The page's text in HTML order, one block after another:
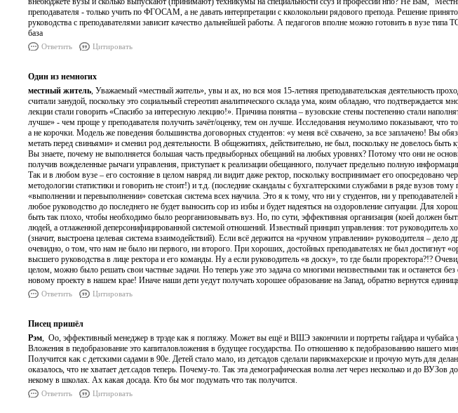
преподавателя - только учить по ФГОСАМ, а не давать интерпретации с кколокольни рядового препода. Решение
руководства с преподавателями зависит качество дальнейшей работы. А педагогов вполне можно готовить в вузе
база
Ответить Цитировать
Один из немногих
местный житель, Уважаемый «местный житель», увы и ах, но вся моя 15-летняя преподавательская деятельность
считали занудой, поскольку это социальный стереотип аналитического склада ума, коим обладаю, что подтверждается
лекции стали говорить «Спасибо за интересную лекцию!». Причина понятна – вузовские стены постепенно стали
лучше» - чем проще у преподавателя получить зачёт/оценку, тем он лучше. Исследования неумолимо показывают, что
а не корочки. Модель же поведения большинства договорных студентов: «у меня всё схвачено, за все заплачено! Вы
метать перед свиньями» и сменил род деятельности. В общежитиях, действительно, не был, поскольку не довелось быть
Вы знаете, почему не выполняется большая часть предвыборных обещаний на любых уровнях? Потому что они не
получив вожделенные рычаги управления, приступает к реализации обещанного, получает предельно полную
Так и в любом вузе – его состояние в целом навряд ли видит даже ректор, поскольку воспринимает его опосредовано
методологии статистики и говорить не стоит!) и т.д. (последние скандалы с бухгалтерскими службами в ряде вузов
«выполнении и перевыполнении» советская система всех научила. Это я к тому, что ни у студентов, ни у
любое руководство до последнего не будет выносить сор из избы и будет надеяться на оздоровление ситуации. Для
быть так плохо, чтобы необходимо было реорганизовывать вуз. Но, по сути, эффективная организация (коей должен
людей, а отлаженной деперсонифицированной системой отношений. Известный принцип управления: тот руководитель
(значит, выстроена целевая система взаимодействий). Если всё держится на «ручном управлении» руководителя – дело
очевидно, о том, что нам не было ни первого, ни второго. При хороших, достойных преподавателях не был достигнут
высшего руководства в лице ректора и его команды. Ну а если руководитель «в доску», то где были проректора?!?
целом, можно было решать свои частные задачи. Но теперь уже это задача со многими неизвестными так и останется
новому проекту в нашем крае! Иначе наши дети уедут получать хорошее образование на Запад, обратно вернутся
Ответить Цитировать
Писец пришёл
Рэм, Оо, эффективный менеджер в трэде как я погляжу. Может вы ещё и ВШЭ закончили и портреты гайдара и чубайса
Вложения в педобразование это капиталовложения в будущее государства. По отношению к педобразованию нашего
Получится как с детскими садами в 90е. Детей стало мало, из детсадов сделали парикмахерские и прочую муть для
оказалось, что не хватает дет.садов теперь. Почему-то. Так эта демографическая волна лет через несколько и до ВУЗов
некому в школах. Ах какая досада. Кто бы мог подумать что так получится.
Ответить Цитировать